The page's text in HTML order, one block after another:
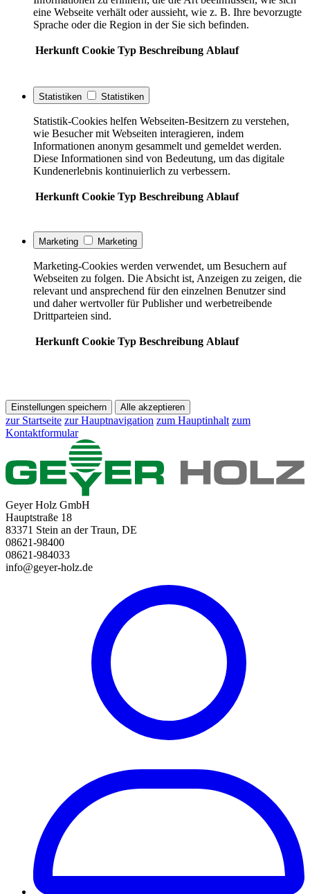
eine Webseite verhält oder aussieht, wie z. B. Ihre bevorzugte
Sprache oder die Region in der Sie sich befinden.
Herkunft Cookie Typ Beschreibung Ablauf
Statistiken Statistiken
Statistik-Cookies helfen Webseiten-Besitzern zu verstehen,
wie Besucher mit Webseiten interagieren, indem
Informationen anonym gesammelt und gemeldet werden.
Diese Informationen sind von Bedeutung, um das digitale
Kundenerlebnis kontinuierlich zu verbessern.
Herkunft Cookie Typ Beschreibung Ablauf
Marketing Marketing
Marketing-Cookies werden verwendet, um Besuchern auf
Webseiten zu folgen. Die Absicht ist, Anzeigen zu zeigen, die
relevant und ansprechend für den einzelnen Benutzer sind
und daher wertvoller für Publisher und werbetreibende
Drittparteien sind.
Herkunft Cookie Typ Beschreibung Ablauf
Einstellungen speichern Alle akzeptieren
zur Startseite zur Hauptnavigation zum Hauptinhalt zum
Kontaktformular
Geyer Holz GmbH
Hauptstraße 18
83371 Stein an der Traun, DE
08621-98400
08621-984033
info@geyer-holz.de